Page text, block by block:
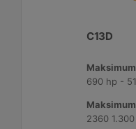
C13D
690 hp -